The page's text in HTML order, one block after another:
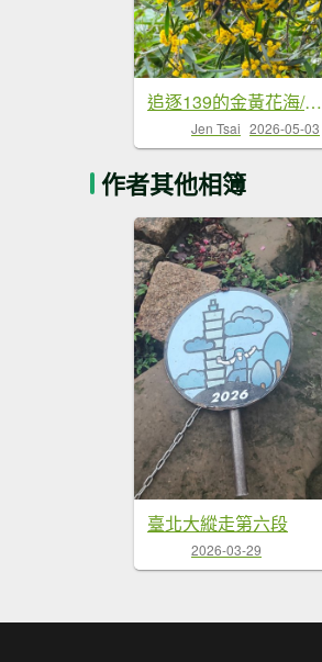
追逐139的金黃花海/相思樹 順訪崩坎山 松子嶺 樟普寮山 西施厝坪山和小百岳橫山
Jen Tsai 2026-05-03
作者其他相簿
臺北大縱走第六段
2026-03-29